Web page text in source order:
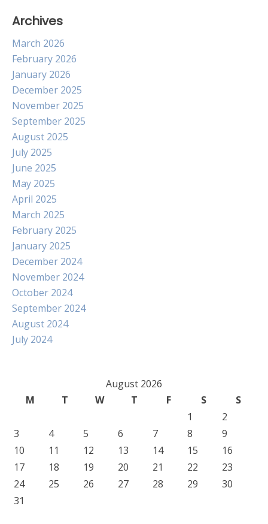
Archives
March 2026
February 2026
January 2026
December 2025
November 2025
September 2025
August 2025
July 2025
June 2025
May 2025
April 2025
March 2025
February 2025
January 2025
December 2024
November 2024
October 2024
September 2024
August 2024
July 2024
August 2026
M
T W T F S
S
1
2
3
4 5 6 7 8
9
10
11 12 13 14 15
16
17
18 19 20 21 22
23
24
25 26 27 28 29
30
31